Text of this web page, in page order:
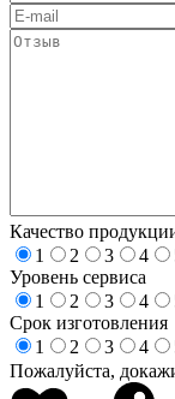
Качество
1
2 3 4
Уровень сервиса
1
2 3 4
Срок изготовления
1
2 3 4
Пожалуйста,